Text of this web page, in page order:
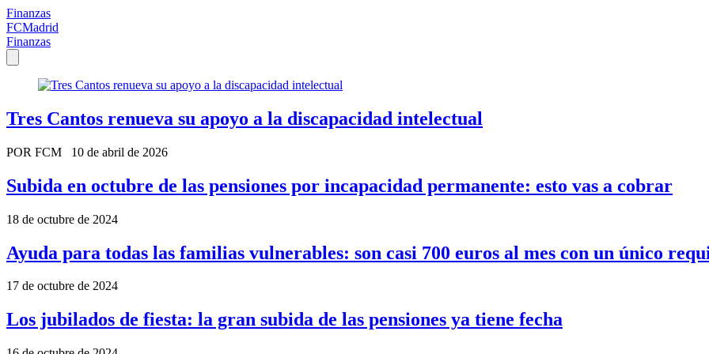
Finanzas
FCMadrid
Finanzas
Tres Cantos renueva su apoyo a la discapacidad intelectual
POR FCM 10 de abril de 2026
Subida en octubre de las pensiones por incapacidad permanente: esto vas a cobrar
18 de octubre de 2024
Ayuda para todas las familias vulnerables: son casi 700 euros al mes con un único
17 de octubre de 2024
Los jubilados de fiesta: la gran subida de las pensiones ya tiene fecha